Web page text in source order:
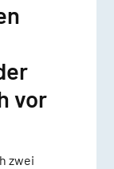
vor
zwei